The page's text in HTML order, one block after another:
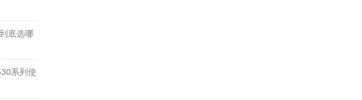
底选哪
系列使